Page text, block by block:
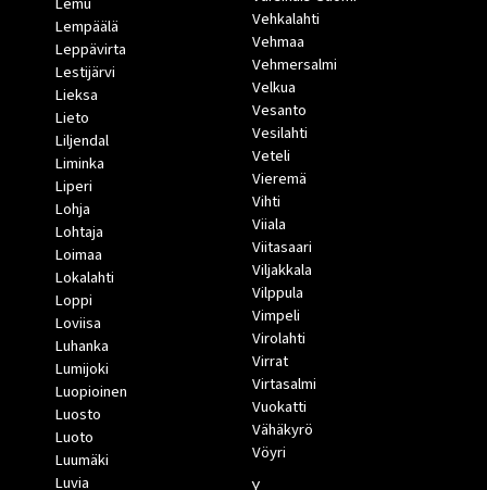
Lempäälä
Leppävirta
Lestijärvi
Lieksa
Lieto
Liljendal
Liminka
Liperi
Lohja
Lohtaja
Loimaa
Lokalahti
Loppi
Loviisa
Luhanka
Lumijoki
Luopioinen
Luosto
Luoto
Luumäki
Luvia
Vehkalahti
Vehmaa
Vehmersalmi
Velkua
Vesanto
Vesilahti
Veteli
Vieremä
Vihti
Viiala
Viitasaari
Viljakkala
Vilppula
Vimpeli
Virolahti
Virrat
Virtasalmi
Vuokatti
Vähäkyrö
Vöyri